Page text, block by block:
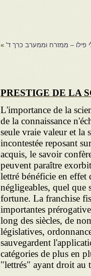
פילו – ממזרח וממערב כרך ד' »
PRESTIGE DE LA
L'importance de la
de la connaissance
seule vraie valeur et la
incontestée reposant
acquis, le savoir
peuvent paraître
lettré bénéficie en effet
négligeables, quel que
fortune. La franchise
importantes
long des siècles, de
législatives,
sauvegardent
catégories de plus en
"lettrés" ayant droit au